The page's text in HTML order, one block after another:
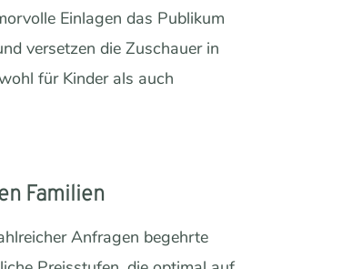
Einlagen das Publikum
versetzen die Zuschauer in
für Kinder als auch
Familien
Anfragen begehrte